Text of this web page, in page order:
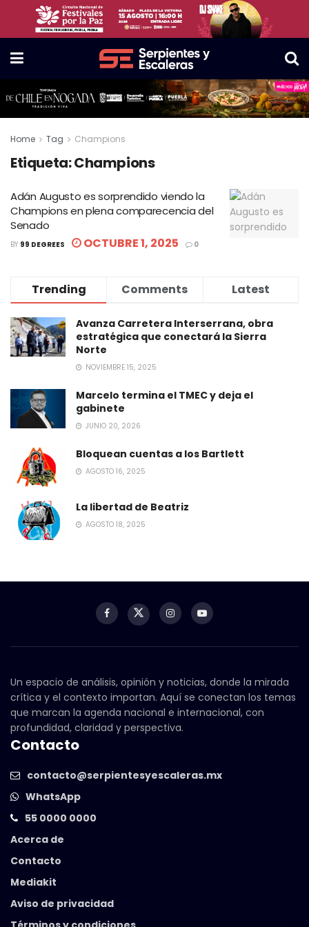
Home Tag Champions
Etiqueta:Champions
Adán Augusto es sorprendido viendo la
Champions en plena comparecencia del
Senado
BY 99 DEGREES OCTUBRE 1, 2025 0
Trending Comments Latest
Avanza Carretera Interserrana, obra
estratégica que conectará la Sierra
Norte
NOVIEMBRE 15, 2025
Marcelo termina el TMEC y deja el
gabinete
JUNIO 20, 2026
Bloquean cuentas a los Bartlett
AGOSTO 16, 2025
La libertad de Beatriz
AGOSTO 18, 2025
Un espacio de análisis, opinión y noticias, donde la mirada
crítica y el contexto importan. Aquí se conectan los temas
que marcan la agenda nacional e internacional, con
profundidad, claridad y perspectiva.
Contacto
contacto@serpientesyescaleras.mx
WhatsApp
55 0000 0000
Acerca de
Contacto
Mediakit
Aviso de privacidad